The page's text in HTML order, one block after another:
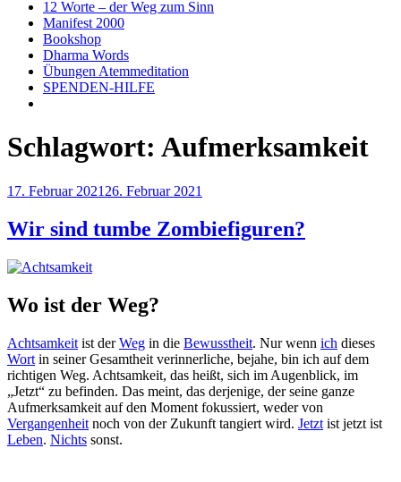
12 Worte – der Weg zum Sinn
Manifest 2000
Bookshop
Dharma Words
Übungen Atemmeditation
SPENDEN-HILFE
Schlagwort: Aufmerksamkeit
Veröffentlicht
17. Februar 2021 26. Februar 2021
Wir sind tumbe Zombiefiguren?
Wo ist der Weg?
Achtsamkeit ist derWeg in die Bewusstheit. Nur wenn ich dieses
Wort in seiner Gesamtheit verinnerliche, bejahe, bin ich auf dem
richtigen Weg. Achtsamkeit, das heißt, sich im Augenblick, im
„Jetzt“ zu befinden. Das meint, das derjenige, der seine ganze
Aufmerksamkeit auf den Moment fokussiert, weder von
Vergangenheit noch von der Zukunft tangiert wird. Jetzt ist jetzt ist
Leben. Nichts sonst.